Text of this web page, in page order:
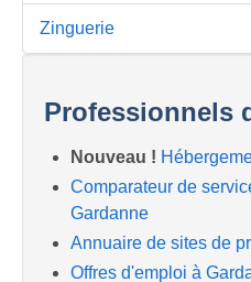
Zinguerie
Professionnels
Nouveau !
Comparateur de
Gardanne
Annuaire de sites de
Offres d'emploi à